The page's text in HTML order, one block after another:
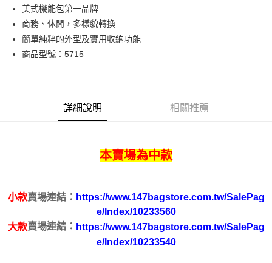
Apple Pay
街口支付
悠遊付
【關於「AFTEE先享後付」】
AFTEE先享後付是「在收到商品之後才付款」的支付方式。 讓您購物簡單
２．便利：只要手機號碼，簡訊認證，即可結帳。
３．安心：先確認商品／服務後，再付款。
【「AFTEE先享後付」結帳流程】
１．於結帳方式選擇「AFTEE先享後付」後，將跳轉至「AFTEE先享後付」
結帳頁面，進行簡訊認證並確認金額後，即可完成結帳。
全家取貨付款
每筆NT$100，滿NT$699(含以上)免運費
美式機能包第一品牌
商務、休閒，多樣貌轉換
簡單純粹的外型及實用收納功能
商品型號：5715
詳細說明 相關推薦
本賣場為中款
小款賣場連結： https://www.147bagstore.com.tw/SalePag
e/Index/10233560
大款賣場連結： https://www.147bagstore.com.tw/SalePag
e/Index/10233540